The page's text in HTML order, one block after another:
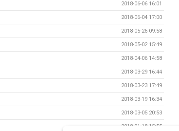
2018-06-06 16:01
2018-06-04 17:00
2018-05-26 09:58
2018-05-02 15:49
2018-04-06 14:58
2018-03-29 16:44
2018-03-23 17:49
2018-03-19 16:34
2018-03-05 20:53
2018-01-18 15:55